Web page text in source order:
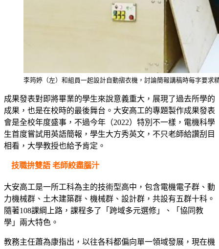
李筠婷（左）和組員一起設計自動摺衣機，討論簡報講稿時每字要求
成果發表對即將畢業的學生來說意義重大，展現了過去所學的
成果，也是在校時的最後舞台。大安高工的專題製作成果發表
會是全校年度盛事，不過今年（2022）特別不一樣，電機科學
生首度嘗試用英語簡報，學生大方秀英文，不只老師給讚刮目
相看，大學教授也給予肯定。
技職拚雙語 老師絞盡腦汁
大安高工是一所工科為主的技術型高中，包含電機電子群、動
力機械群、土木建築群、機械群、設計群，共設有五群十科。
隨著108課綱上路，課程多了「跨域多元選修」、「協同教
學」兩大特色。
教務主任蕭為康指出，以往各科都偏向單一領域發展，現在機